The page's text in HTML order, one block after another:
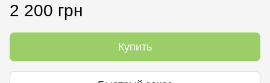
2 200 грн
Купить